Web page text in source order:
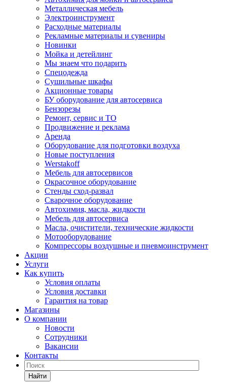
Металлическая мебель
Электроинструмент
Расходные материалы
Рекламные материалы и сувениры
Новинки
Мойка и детейлинг
Мы знаем что подарить
Спецодежда
Сушильные шкафы
Акционные товары
БУ оборудование для автосервиса
Бензорезы
Ремонт, сервис и ТО
Продвижение и реклама
Аренда
Оборудование для подготовки воздуха
Новые поступления
Werstakoff
Мебель для автосервисов
Окрасочное оборудование
Стенды сход-развал
Сварочное оборудование
Автохимия, масла, жидкости
Мебель для автосервиса
Масла, очистители, технические жидкости
Мотооборудование
Компрессоры воздушные и пневмоинструмент
Акции
Услуги
Как купить
Условия оплаты
Условия доставки
Гарантия на товар
Магазины
О компании
Новости
Сотрудники
Вакансии
Контакты
Найти